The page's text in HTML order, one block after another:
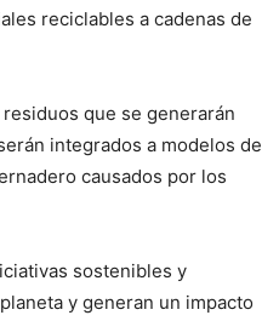
reciclables a cadenas de
que se generarán
integrados a modelos de
causados por los
sostenibles y
y generan un impacto